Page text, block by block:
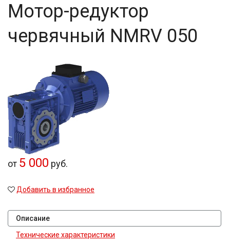
Мотор-редуктор
червячный NMRV 050
от 5 000 руб.
Добавить в избранное
Описание
Технические характеристики